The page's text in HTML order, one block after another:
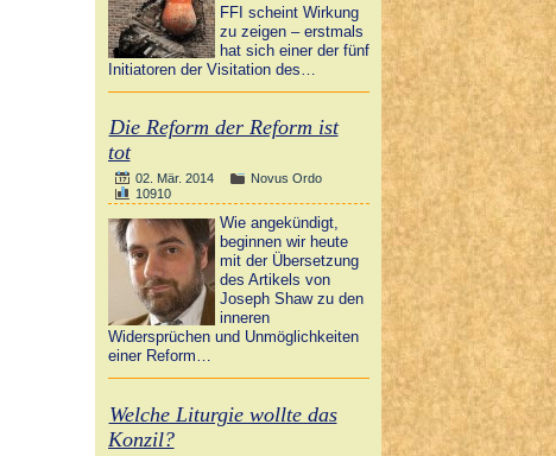
FFI scheint Wirkung
zu zeigen – erstmals
hat sich einer der fünf
Initiatoren der Visitation des…
Die Reform der Reform ist
tot
02. Mär. 2014
Novus Ordo
10910
Wie angekündigt,
beginnen wir heute
mit der Übersetzung
des Artikels von
Joseph Shaw zu den
inneren
Widersprüchen und Unmöglichkeiten
einer Reform…
Welche Liturgie wollte das
Konzil?